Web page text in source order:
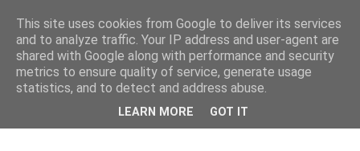
This site uses cookies from Google to deliver its services
and to analyze traffic. Your IP address and user-agent are
shared with Google along with performance and security
metrics to ensure quality of service, generate usage
statistics, and to detect and address abuse.
LEARN MORE GOT IT